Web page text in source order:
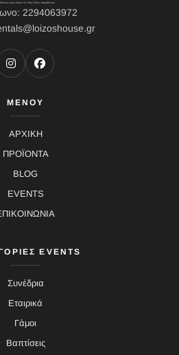
Ιερού Λόχου 10, Κάτω Σούλι, Μαραθώνας
2294063972
ΜΕΝΟΥ
ΑΡΧΙΚΗ
ΠΡΟΪΟΝΤΑ
BLOG
EVENTS
EVENTS
Συνέδρια
Εταιρικά
Γάμοι
Βαπτίσεις